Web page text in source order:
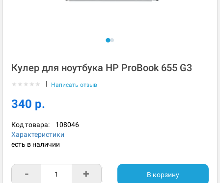
Кулер для ноутбука HP ProBook 655 G3
★ ★ ★ ★ ★ | Написать отзыв
340 р.
Код товара: 108046
Характеристики
есть в наличии
- + В корзину